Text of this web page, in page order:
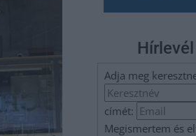
Adja meg
címét:
Megismertem és